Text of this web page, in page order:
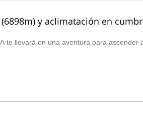
y aclimatación en
te llevará en una aventura para